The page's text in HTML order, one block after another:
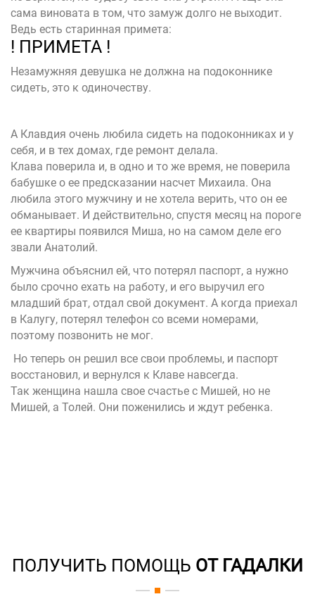
сама виновата в том, что замуж долго не выходит.
Ведь есть старинная примета:
! ПРИМЕТА !
Незамужняя девушка не должна на подоконнике
сидеть, это к одиночеству.
А Клавдия очень любила сидеть на подоконниках и у
себя, и в тех домах, где ремонт делала.
Клава поверила и, в одно и то же время, не поверила
бабушке о ее предсказании насчет Михаила. Она
любила этого мужчину и не хотела верить, что он ее
обманывает. И действительно, спустя месяц на пороге
ее квартиры появился Миша, но на самом деле его
звали Анатолий.
Мужчина объяснил ей, что потерял паспорт, а нужно
было срочно ехать на работу, и его выручил его
младший брат, отдал свой документ. А когда приехал
в Калугу, потерял телефон со всеми номерами,
поэтому позвонить не мог.
Но теперь он решил все свои проблемы, и паспорт
восстановил, и вернулся к Клаве навсегда.
Так женщина нашла свое счастье с Мишей, но не
Мишей, а Толей. Они поженились и ждут ребенка.
ПОЛУЧИТЬ ПОМОЩЬ ОТ ГАДАЛКИ